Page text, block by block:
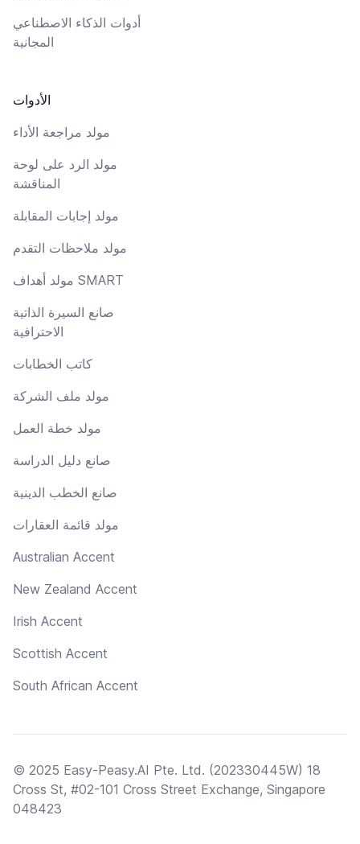
أدوات الذكاء الاصطناعي
المجانية
الأدوات
مولد مراجعة الأداء
مولد الرد على لوحة
المناقشة
مولد إجابات المقابلة
مولد ملاحظات التقدم
مولد أهداف SMART
صانع السيرة الذاتية
الاحترافية
كاتب الخطابات
مولد ملف الشركة
مولد خطة العمل
صانع دليل الدراسة
صانع الخطب الدينية
مولد قائمة العقارات
Australian Accent
New Zealand Accent
Irish Accent
Scottish Accent
South African Accent
© 2025 Easy-Peasy.AI Pte. Ltd. (202330445W) 18
Cross St, #02-101 Cross Street Exchange, Singapore
048423